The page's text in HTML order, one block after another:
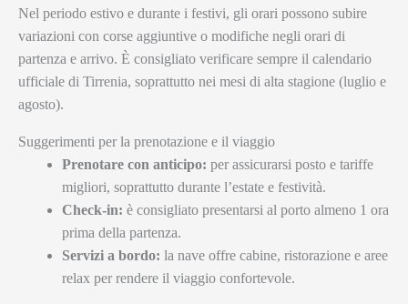
Nel periodo estivo e durante i festivi, gli orari possono subire
variazioni con corse aggiuntive o modifiche negli orari di
partenza e arrivo. È consigliato verificare sempre il calendario
ufficiale di Tirrenia, soprattutto nei mesi di alta stagione (luglio e
agosto).
Suggerimenti per la prenotazione e il viaggio
Prenotare con anticipo: per assicurarsi posto e tariffe
migliori, soprattutto durante l’estate e festività.
Check-in: è consigliato presentarsi al porto almeno 1 ora
prima della partenza.
Servizi a bordo: la nave offre cabine, ristorazione e aree
relax per rendere il viaggio confortevole.